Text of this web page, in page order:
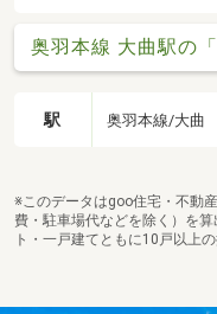
奥羽本線 大曲駅の「
駅 奥羽本線/大曲
※このデータはgoo住宅・不動
費・駐車場代などを除く）を
ト・一戸建てともに10戸以上